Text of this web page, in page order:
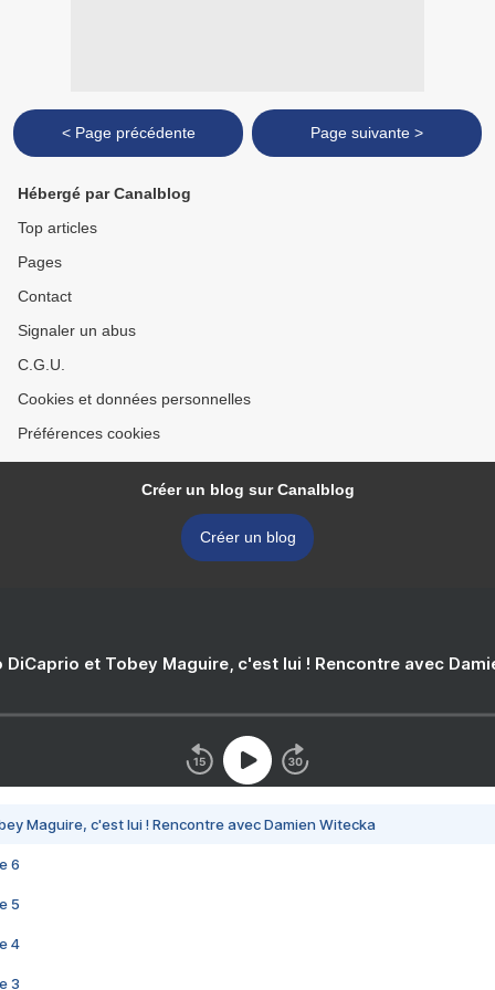
< Page précédente Page suivante >
Hébergé par Canalblog
Top articles
Pages
Contact
Signaler un abus
C.G.U.
Cookies et données personnelles
Préférences cookies
Créer un blog sur Canalblog
Créer un blog
DiCaprio et Tobey Maguire, c'est lui ! Rencontre avec
Maguire, c'est lui ! Rencontre avec Damien Witecka
6
5
4
3